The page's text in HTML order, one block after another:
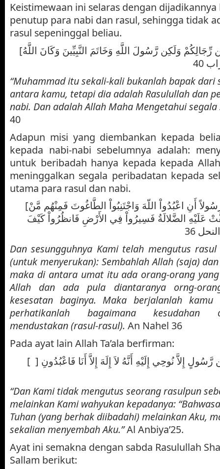
Keistimewaan ini selaras dengan
penutup para nabi dan rasul, sehingga tidak
rasul sepeninggal beliau.
[مَّا كَانَ مُحَمَّدٌ أَبَا أَحَدٍ مِّن رِّجَالِكُمْ وَلَكِن رَّسُولَ اللَّهِ وَخَاتَمَ النَّبِيِّينَ وَكَانَ اللَّهُ
40
“Muhammad itu sekali-kali bukanlah bapak dari
antara kamu, tetapi dia adalah Rasulullah dan
nabi. Dan adalah Allah Maha Mengetahui
40
Adapun misi yang diembankan kepada
kepada nabi-nabi sebelumnya adalah:
untuk beribadah hanya kepada kepada Allah
meninggalkan segala peribadatan kepada
utama para rasul dan nabi.
[وَلَقَدْ بَعَثْنَا فِي كُلِّ أُمَّةٍ رَّسُولاً أَنِ اعْبُدُواْ اللّهَ وَاجْتَنِبُواْ الطَّاغُوتَ فَمِنْهُم مَّنْ
عَلَيْهِ الضَّلالَةُ فَسِيرُواْ فِي الأَرْضِ فَانظُرُواْ كَيْفَ
Dan sesungguhnya Kami telah mengutus
(untuk menyerukan): Sembahlah Allah (saja)
maka di antara umat itu ada orang-orang
Allah dan ada pula diantaranya orng-
kesesatan baginya. Maka berjalanlah
perhatikanlah bagaimana kesudahan
mendustakan (rasul-rasul). An Nahel 36
Pada ayat lain Allah Ta’ala berfirman:
[وَمَا أَرْسَلْنَا مِن قَبْلِكَ مِن رَّسُولٍ إِلاَّ نُوحِي إِلَيْهِ أَنَّهُ لاَ إِلَهَ إِلاَّ أَنَا فَاعْبُدُونِ [
“Dan Kami tidak mengutus seorang rasulpun
melainkan Kami wahyukan kepadanya:
Tuhan (yang berhak diibadahi) melainkan Aku,
sekalian menyembah Aku.”Al Anbiya’25.
Ayat ini semakna dengan sabda Rasulullah
Sallam berikut: